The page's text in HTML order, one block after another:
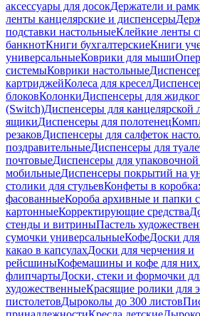
аксессуары для досокДержатели и
ленты канцелярские и диспенсеры
подставки настольныеКлейкие ленты
банкнотКниги бухгалтерскиеКниги
универсальныеКоврики для мыши
системыКоврики настольные
картриджейКолеса для кресел
блоковКолонкиДиспенсеры для
(Switch)Диспенсеры для канцелярской
ящикиДиспенсеры для полотенец
резаковДиспенсеры для салфеток
поздравительныеДиспенсеры для
почтовыеДиспенсеры для
мобильныеДиспенсеры покрытий на
столики для стульевКонфеты в
фасованныеКороба архивные и папки с
картонныеКорректирующие средства
стенды и витриныПастель
сумочки универсальныеКофеДоски
какао в капсулахДоски для черчения и
рейсшиныКофемашины и кофе для них
флипчартыДоски, стеки и формочки
художественныеКрасящие ролики для
пистолетовДыроколы до 300 листов